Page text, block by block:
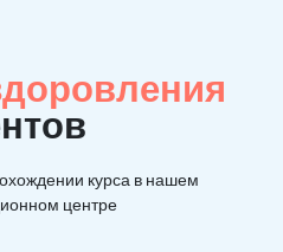
курса в нашем
центре